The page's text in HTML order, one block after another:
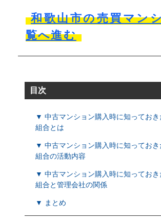
和歌山市の売買マン
覧へ進む
目次
▼ 中古マンション購入時に知っておき
組合とは
▼ 中古マンション購入時に知っておき
組合の活動内容
▼ 中古マンション購入時に知っておき
組合と管理会社の関係
▼ まとめ